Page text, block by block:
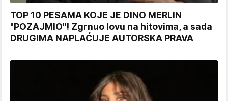
TOP 10 PESAMA KOJE JE DINO MERLIN
"POZAJMIO"! Zgrnuo lovu na hitovima, a sada
DRUGIMA NAPLAĆUJE AUTORSKA PRAVA